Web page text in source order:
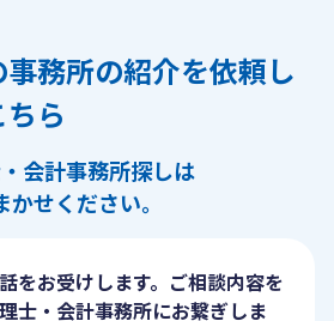
務所の紹介を依頼し
ら
会計事務所探しは
かせください。
をお受けします。ご相談内容を
士・会計事務所にお繋ぎしま